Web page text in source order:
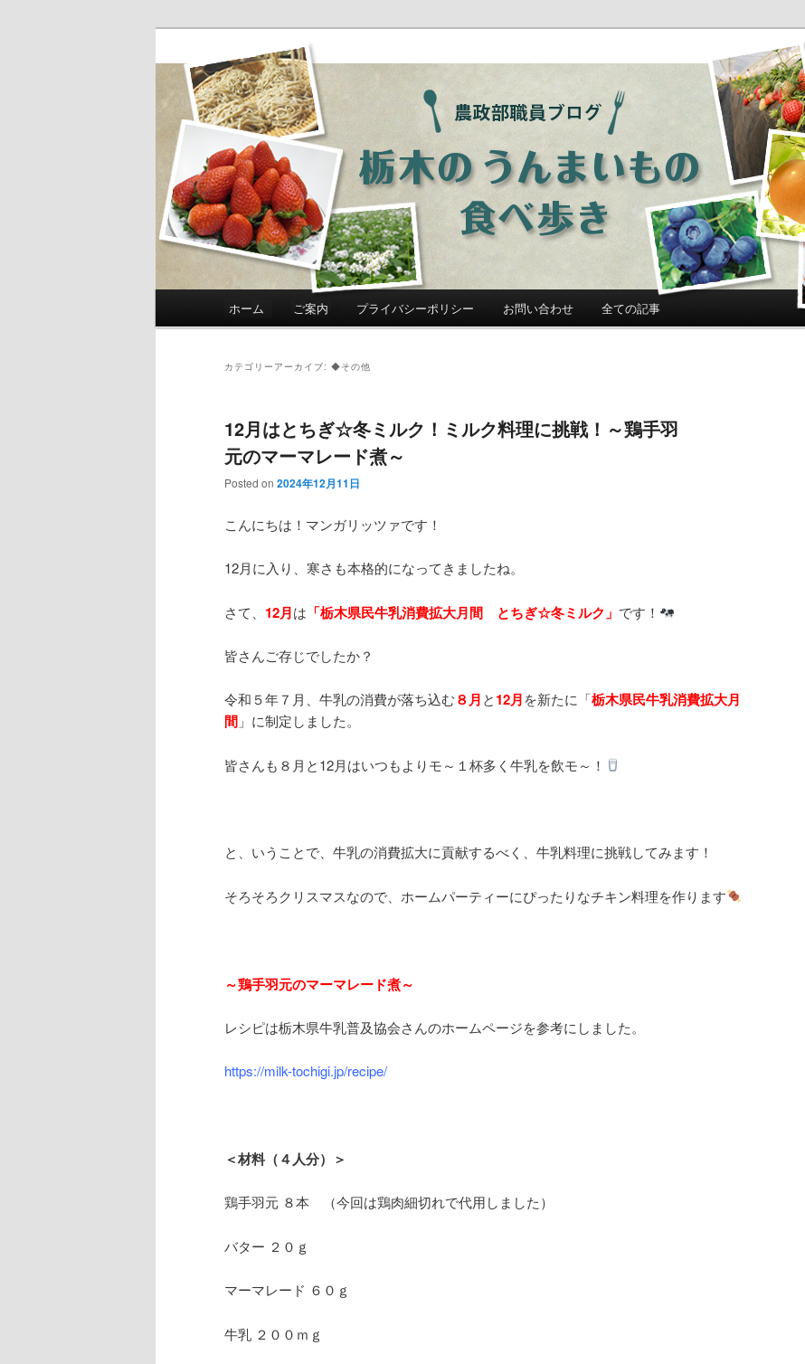
農政部職員ブログ「栃木のうんまいもの食べ歩
き」
メインコンテンツへ移動
サブコンテンツへ移動
ホーム ご案内 プライバシーポリシー お問い合わせ 全ての記事
カテゴリーアーカイブ: ◆その他
12月はとちぎ☆冬ミルク！ミルク料理に挑戦！～鶏手羽
元のマーマレード煮～
Posted on 2024年12月11日
こんにちは！マンガリッツァです！
12月に入り、寒さも本格的になってきましたね。
さて、 12月は 「栃木県民牛乳消費拡大月間 とちぎ☆冬ミルク」 です！
皆さんご存じでしたか？
令和５年７月、牛乳の消費が落ち込む８月と12月を新たに「栃木県民牛乳消費拡大月
間 」に制定しました。
皆さんも８月と12月はいつもよりモ～１杯多く牛乳を飲モ～！
と、いうことで、牛乳の消費拡大に貢献するべく、牛乳料理に挑戦してみます！
そろそろクリスマスなので、ホームパーティーにぴったりなチキン料理を作ります
～鶏手羽元のマーマレード煮～
レシピは栃木県牛乳普及協会さんのホームページを参考にしました。
https://milk-tochigi.jp/recipe/
＜材料（４人分）＞
鶏手羽元 ８本 （今回は鶏肉細切れで代用しました）
バター ２０ｇ
マーマレード ６０ｇ
牛乳 ２００ｍｇ